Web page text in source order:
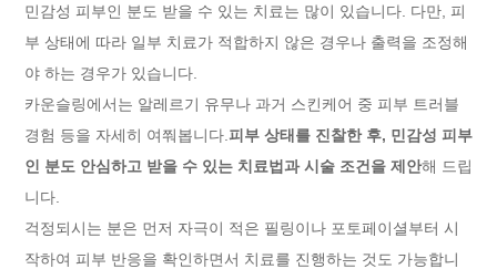
민감성 피부인 분도 받을 수 있는 치료는 많이 있습니다. 다만, 피
부 상태에 따라 일부 치료가 적합하지 않은 경우나 출력을 조정해
야 하는 경우가 있습니다.
카운슬링에서는 알레르기 유무나 과거 스킨케어 중 피부 트러블
경험 등을 자세히 여쭤봅니다. 피부 상태를 진찰한 후, 민감성 피부
인 분도 안심하고 받을 수 있는 치료법과 시술 조건을 제안해 드립
니다.
걱정되시는 분은 먼저 자극이 적은 필링이나 포토페이셜부터 시
작하여 피부 반응을 확인하면서 치료를 진행하는 것도 가능합니